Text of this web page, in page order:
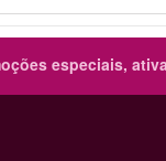
especiais,